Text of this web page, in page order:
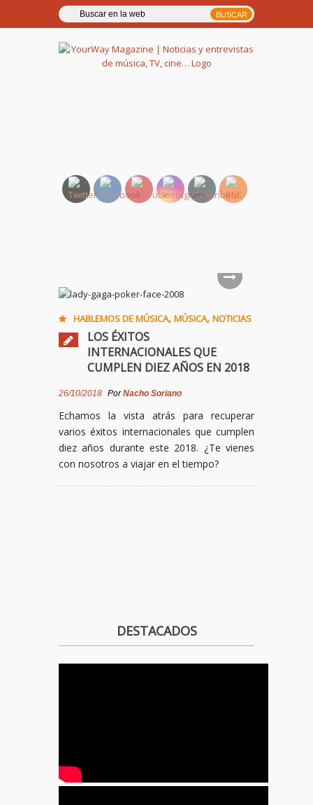
HABLEMOS DE MÚSICA, MÚSICA, NOTICIAS
LOS ÉXITOS
INTERNACIONALES QUE
CUMPLEN DIEZ AÑOS EN 2018
26/10/2018 PorNacho Soriano
Echamos la vista atrás para recuperar
varios éxitos internacionales que cumplen
diez años durante este 2018. ¿Te vienes
con nosotros a viajar en el tiempo?
DESTACADOS